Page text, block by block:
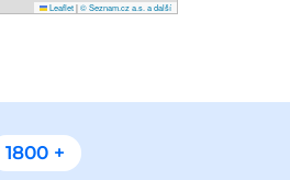
Leaflet|© Seznam.cz a.s. a další
1800 +